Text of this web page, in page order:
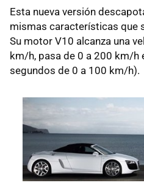
Esta nueva versión
mismas características que
Su motor V10 alcanza una
km/h, pasa de 0 a 200 km/h
segundos de 0 a 100 km/h).